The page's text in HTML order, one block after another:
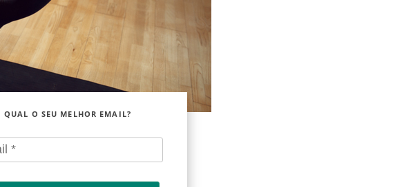
QUAL O SEU MELHOR EMAIL?